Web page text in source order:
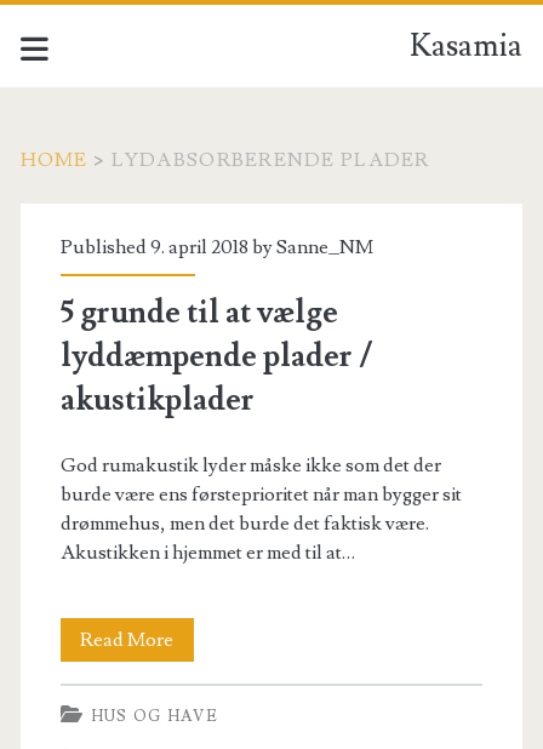
Kasamia
HOME > LYDABSORBERENDE PLADER
Tag:
<span>lydabsorberende
plader</span>
Published 9. april 2018 bySanne_NM
5 grunde til at vælge
lyddæmpende plader /
akustikplader
God rumakustik lyder måske ikke som det der
burde være ens førsteprioritet når man bygger sit
drømmehus, men det burde det faktisk være.
Akustikken i hjemmet er med til at…
Read More
grunde
til
HUS OG HAVE